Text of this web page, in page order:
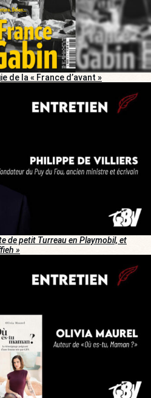
de la « France d’avant »
de petit Turreau en Playmobil, et
»